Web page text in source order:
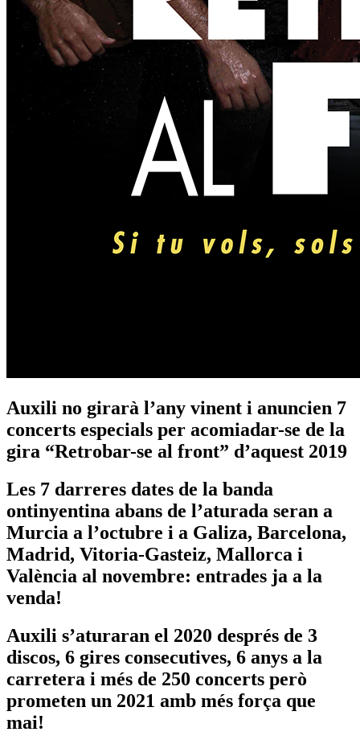
Auxili no girarà l’any vinent i anuncien 7
concerts especials per acomiadar-se de la
gira “Retrobar-se al front” d’aquest 2019
Les 7 darreres dates de la banda
ontinyentina abans de l’aturada seran a
Murcia a l’octubre i a Galiza, Barcelona,
Madrid, Vitoria-Gasteiz, Mallorca i
València al novembre: entrades ja a la
venda!
Auxili s’aturaran el 2020 després de 3
discos, 6 gires consecutives, 6 anys a la
carretera i més de 250 concerts però
prometen un 2021 amb més força que
mai!